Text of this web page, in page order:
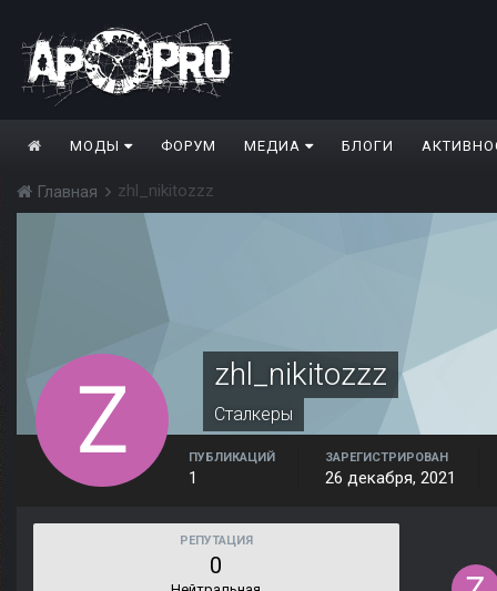
МОДЫ ФОРУМ МЕДИА БЛОГИ
Главная zhl_nikitozzz
zhl_nikitozzz
Сталкеры
ПУБЛИКАЦИЙ
1
ЗАРЕГИСТРИРОВАН
26 декабря, 2021
РЕПУТАЦИЯ
0